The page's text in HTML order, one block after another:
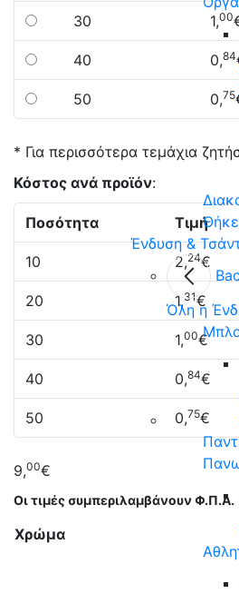
Ένδυση &
Όλη η
30 1,00
40 0,84
50 0,75
* Για περισσότερα τεμάχια
Κόστος ανά προϊόν:
Ποσότητα Τιμή
10 2,24€
20 1,31€
30 1,00€
40 0,84€
50 0,75€
9,00€
Οι τιμές συμπεριλαμβάνουν Φ.Π.Α.
Χρώμα